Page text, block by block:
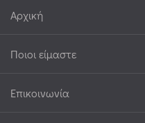
Αρχική
Ποιοι είμαστε
Επικοινωνία